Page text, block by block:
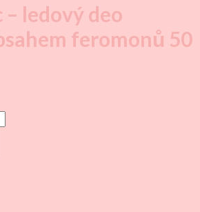
– ledový deo
feromonů 50